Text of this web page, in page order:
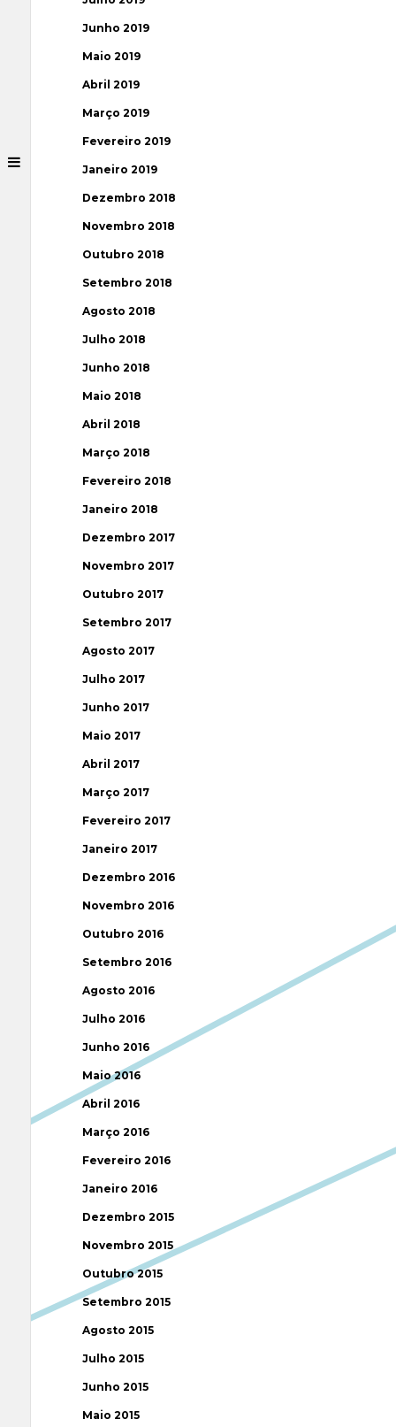
Junho 2019
Maio 2019
Abril 2019
Março 2019
Fevereiro 2019
Janeiro 2019
Dezembro 2018
Novembro 2018
Outubro 2018
Setembro 2018
Agosto 2018
Julho 2018
Junho 2018
Maio 2018
Abril 2018
Março 2018
Fevereiro 2018
Janeiro 2018
Dezembro 2017
Novembro 2017
Outubro 2017
Setembro 2017
Agosto 2017
Julho 2017
Junho 2017
Maio 2017
Abril 2017
Março 2017
Fevereiro 2017
Janeiro 2017
Dezembro 2016
Novembro 2016
Outubro 2016
Setembro 2016
Agosto 2016
Julho 2016
Junho 2016
Maio 2016
Abril 2016
Março 2016
Fevereiro 2016
Janeiro 2016
Dezembro 2015
Novembro 2015
Outubro 2015
Setembro 2015
Agosto 2015
Julho 2015
Junho 2015
Maio 2015